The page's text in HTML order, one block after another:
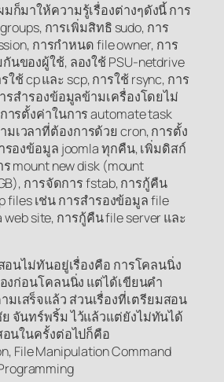
ก็มาให้ความรู้เรื่องต่างๆดังนี้ การ
การเพิ่มสิทธิ sudo, การ
การกำหนด file owner, การ
นของผู้ใช้, ลองใช้ PSU-netdrive
ใช้ cp และ scp, การใช้ rsync, การ
รสำรองข้อมูลข้ามเครื่องโดยไม่
รตั้งค่าในการ automate task
เวลาที่ต้องการด้วย cron, การตั้ง
รองข้อมูล joomla ทุกคืน, เพิ่มดิสก์
mount new disk (mount
การจัดการ fstab, การกู้คืน
files เช่น การสำรองข้อมูล file
web site, การกู้คืน file server และ
อนไม่ทันอยู่เรื่องคือ การโคลนนิ่ง
งก่อนโคลนนิ่ง แต่ได้เขียนคำ
มเสร็จแล้ว ส่วนเรื่องที่เตรียมสอน
จันทร์พริ้ม ไว้แล้วแต่ยังไม่ทันได้
อนในครั้งต่อไปก็คือ
File Manipulation Command